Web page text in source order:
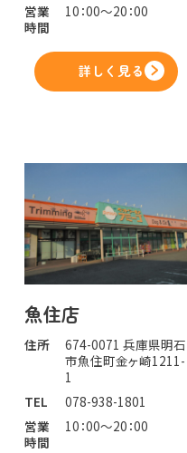
営業
時間
10：00～20：00
詳しく見る
魚住店
住所
674-0071 兵庫県明石
市魚住町金ヶ崎1211-
1
TEL
078-938-1801
営業
時間
10：00～20：00